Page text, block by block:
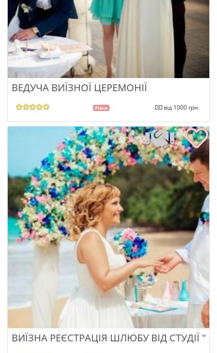
ВЕДУЧА ВИЇЗНОЇ ЦЕРЕМОНІЇ
Рівне від 1000 грн.
ВИЇЗНА РЕЄСТРАЦІЯ ШЛЮБУ ВІД СТУДІЇ "